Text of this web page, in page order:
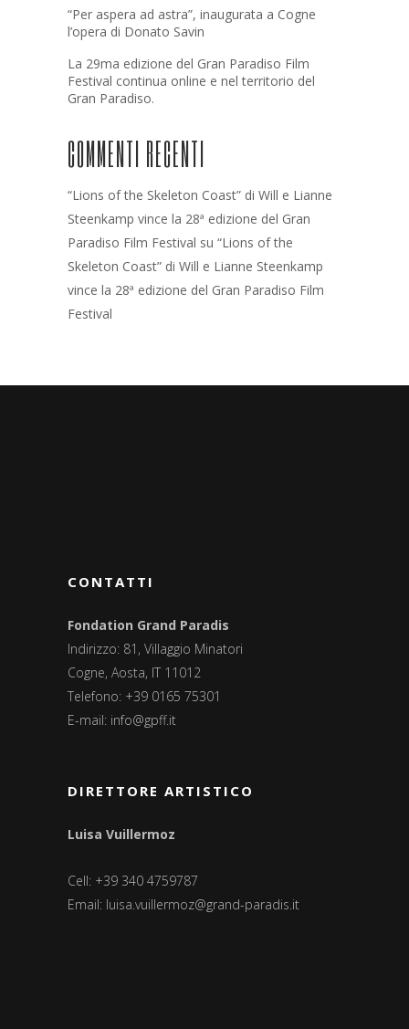
“Per aspera ad astra”, inaugurata a Cogne
l’opera di Donato Savin
La 29ma edizione del Gran Paradiso Film
Festival continua online e nel territorio del
Gran Paradiso.
COMMENTI RECENTI
“Lions of the Skeleton Coast” di Will e Lianne
Steenkamp vince la 28ª edizione del Gran
Paradiso Film Festival su “Lions of the
Skeleton Coast” di Will e Lianne Steenkamp
vince la 28ª edizione del Gran Paradiso Film
Festival
CONTATTI
Fondation Grand Paradis
Indirizzo: 81, Villaggio Minatori
Cogne, Aosta, IT 11012
Telefono: +39 0165 75301
E-mail: info@gpff.it
DIRETTORE ARTISTICO
Luisa Vuillermoz
Cell: +39 340 4759787
Email: luisa.vuillermoz@grand-paradis.it